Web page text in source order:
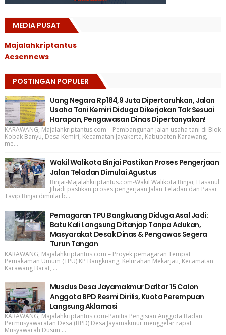
MEDIA PUSAT
Majalahkriptantus
Aesennews
POSTINGAN POPULER
Uang Negara Rp184,9 Juta Dipertaruhkan, Jalan
Usaha Tani Kemiri Diduga Dikerjakan Tak Sesuai
Harapan, Pengawasan Dinas Dipertanyakan!
KARAWANG, Majalahkriptantus.com – Pembangunan jalan usaha tani di Blok
Kobak Banyu, Desa Kemiri, Kecamatan Jayakerta, Kabupaten Karawang,
me...
Wakil Walikota Binjai Pastikan Proses Pengerjaan
Jalan Teladan Dimulai Agustus
Binjai-Majalahkriptantus.com-Wakil Walikota Binjai, Hasanul
Jihadi pastikan proses pengerjaan Jalan Teladan dan Pasar
Tavip Binjai dimulai b...
Pemagaran TPU Bangkuang Diduga Asal Jadi:
Batu Kali Langsung Ditanjap Tanpa Adukan,
Masyarakat Desak Dinas & Pengawas Segera
Turun Tangan
KARAWANG, Majalahkriptantus.com – Proyek pemagaran Tempat
Pemakaman Umum (TPU) KP Bangkuang, Kelurahan Mekarjati, Kecamatan
Karawang Barat, ...
Musdus Desa Jayamakmur Daftar 15 Calon
Anggota BPD Resmi Dirilis, Kuota Perempuan
Langsung Aklamasi
KARAWANG, Majalahkriptantus.com-Panitia Pengisian Anggota Badan
Permusyawaratan Desa (BPD) Desa Jayamakmur menggelar rapat
Musyawarah Dusun ...